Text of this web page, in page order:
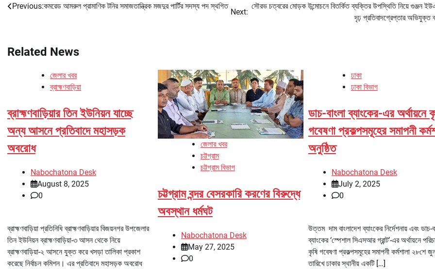
Post
Previous:কমরেড আমরুল প্রামাণিক টনির সমাজতান্ত্রিক মজদুর পার্টির সদস্য পদ স্থগিত
Next:
সৌরভ চত্বরের মোড়ক উন্মোচনে বিতর্কিত ব্যক্তির উপস্থিতি নিয়ে গুঞ্জন
দৃঢ় প্রতিবাদগ্রেপ্তার অভিযুক্ত
Related News
জেলার খবর
ব্রাহ্মণবাড়িয়া
ব্রাহ্মণবাড়িয়ার তিন ইউনিয়ন যাচ্ছে
অন্য আসনে প্রতিবাদে মহাসড়ক
অবরোধ
Nabochatona Desk
August 8, 2025
0
ব্রাহ্মণবাড়িয়া প্রতিনিধি ব্রাহ্মণবাড়িয়ার বিজয়নগর উপজেলার
তিন ইউনিয়ন ব্রাহ্মণবাড়িয়া-৩ আসন থেকে নিয়ে
ব্রাহ্মণবাড়িয়া-২ আসনে যুক্ত করে খসড়া তালিকা প্রকাশ
করেছে নির্বাচন কমিশন। এর প্রতিবাদে মহাসড়ক অবরোধ
জেলার খবর
চট্টগ্রাম
চট্টগ্রাম বিভাগ
চট্টগ্রাম বন্দর বেসরকারি করণের বিরুদ্ধে
অবস্থান ধর্মঘট
Nabochatona Desk
May 27, 2025
0
ঢাকা
ঢাকা বিভাগ
ডাচ-বাংলা ব্যাংকের-এর অর্থায়নে
গবেষণা প্রকল্পসমূহের সমাপনী
অনুষ্ঠিত
Nabochatona Desk
July 2, 2025
0
উত্তম দাম বাংলাদেশ ব্যাংকের নির্দেশনায় এবং ডাচ-
ব্যাংকের ‘স্পেশাল সিএসআর গ্রান্ট’-এর অর্থায়নে
কৃষি গবেষণা প্রকল্পসমূহের সমাপনী কর্মশালা ২৮শে
তারিখে ঢাকার স্থানীয় একটি […]